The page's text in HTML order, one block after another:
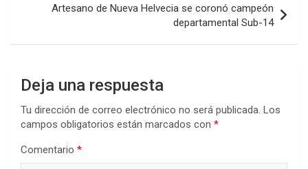
k
p
Artesano de Nueva Helvecia se coronó campeón
departamental Sub-14
Deja una respuesta
Tu dirección de correo electrónico no será publicada. Los
campos obligatorios están marcados con *
Comentario *